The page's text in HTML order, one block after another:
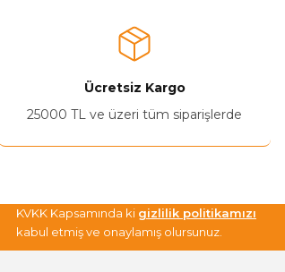
Ücretsiz Kargo
25000 TL ve üzeri tüm siparişlerde
KVKK Kapsamında ki gizlilik politikamızı
kabul etmiş ve onaylamış olursunuz.